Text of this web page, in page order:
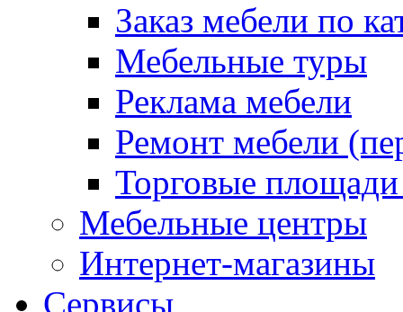
Заказ мебели по
Мебельные туры
Реклама мебели
Ремонт мебели
Торговые
Мебельные центры
Интернет-магазины
Сервисы